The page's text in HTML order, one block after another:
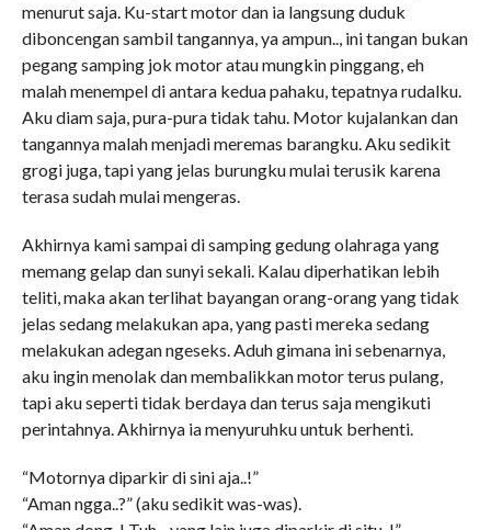
menurut saja. Ku-start motor dan ia langsung duduk
diboncengan sambil tangannya, ya ampun.., ini tangan bukan
pegang samping jok motor atau mungkin pinggang, eh
malah menempel di antara kedua pahaku, tepatnya rudalku.
Aku diam saja, pura-pura tidak tahu. Motor kujalankan dan
tangannya malah menjadi meremas barangku. Aku sedikit
grogi juga, tapi yang jelas burungku mulai terusik karena
terasa sudah mulai mengeras.
Akhirnya kami sampai di samping gedung olahraga yang
memang gelap dan sunyi sekali. Kalau diperhatikan lebih
teliti, maka akan terlihat bayangan orang-orang yang tidak
jelas sedang melakukan apa, yang pasti mereka sedang
melakukan adegan ngeseks. Aduh gimana ini sebenarnya,
aku ingin menolak dan membalikkan motor terus pulang,
tapi aku seperti tidak berdaya dan terus saja mengikuti
perintahnya. Akhirnya ia menyuruhku untuk berhenti.
“Motornya diparkir di sini aja..!”
“Aman ngga..?” (aku sedikit was-was).